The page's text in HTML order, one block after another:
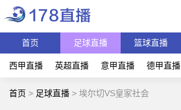
首页 足球直播 篮球直播
西甲直播 英超直播 意甲直播 德甲直播
首页 > 足球直播 > 埃尔切VS皇家社会